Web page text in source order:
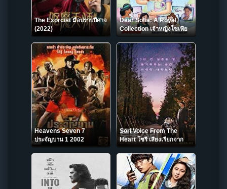
The Exorcist มือปราบปีศาจ
(2022)
Dear Sofia: A Royal
Collection เจ้าหญิงโซเฟีย
Heavens Seven 7
ประจัญบาน 1 2002
Sori Voice From The
Heart โซรี เสียงเรียกจาก
หัวใจ (2017)